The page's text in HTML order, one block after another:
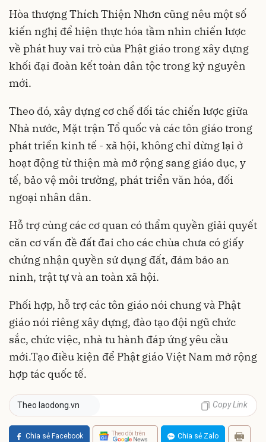
Hòa thượng Thích Thiện Nhơn cũng nêu một số
kiến nghị để hiện thực hóa tầm nhìn chiến lược
về phát huy vai trò của Phật giáo trong xây dựng
khối đại đoàn kết toàn dân tộc trong kỷ nguyên
mới.
Theo đó, xây dựng cơ chế đối tác chiến lược giữa
Nhà nước, Mặt trận Tổ quốc và các tôn giáo trong
phát triển kinh tế - xã hội, không chỉ dừng lại ở
hoạt động từ thiện mà mở rộng sang giáo dục, y
tế, bảo vệ môi trường, phát triển văn hóa, đối
ngoại nhân dân.
Hỗ trợ cùng các cơ quan có thẩm quyền giải quyết
căn cơ vấn đề đất đai cho các chùa chưa có giấy
chứng nhận quyền sử dụng đất, đảm bảo an
ninh, trật tự và an toàn xã hội.
Phối hợp, hỗ trợ các tôn giáo nói chung và Phật
giáo nói riêng xây dựng, đào tạo đội ngũ chức
sắc, chức việc, nhà tu hành đáp ứng yêu cầu
mới.Tạo điều kiện để Phật giáo Việt Nam mở rộng
hợp tác quốc tế.
Theo laodong.vn Copy Link
Chia sẻ Facebook Theo dõi trên Chia sẻ Zalo